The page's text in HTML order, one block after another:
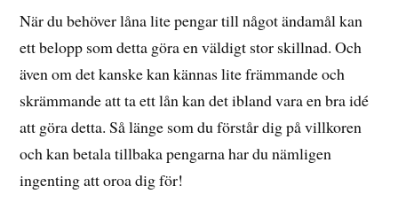
När du behöver låna lite pengar till något ändamål kan
ett belopp som detta göra en väldigt stor skillnad. Och
även om det kanske kan kännas lite främmande och
skrämmande att ta ett lån kan det ibland vara en bra idé
att göra detta. Så länge som du förstår dig på villkoren
och kan betala tillbaka pengarna har du nämligen
ingenting att oroa dig för!